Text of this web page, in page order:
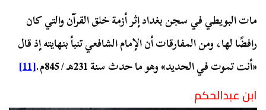
مات البويطي في سجن بغداد إثر أزمة خلق القرآن والتي كان
رافضًا لها، ومن المفارقات أن الإمام الشافعي تنبأ بنهايته إذ قال
«أنت تموت في الحديد» وهو ما حدث سنة 231هـ / 845م.
[11]
ابن عبدالحكم